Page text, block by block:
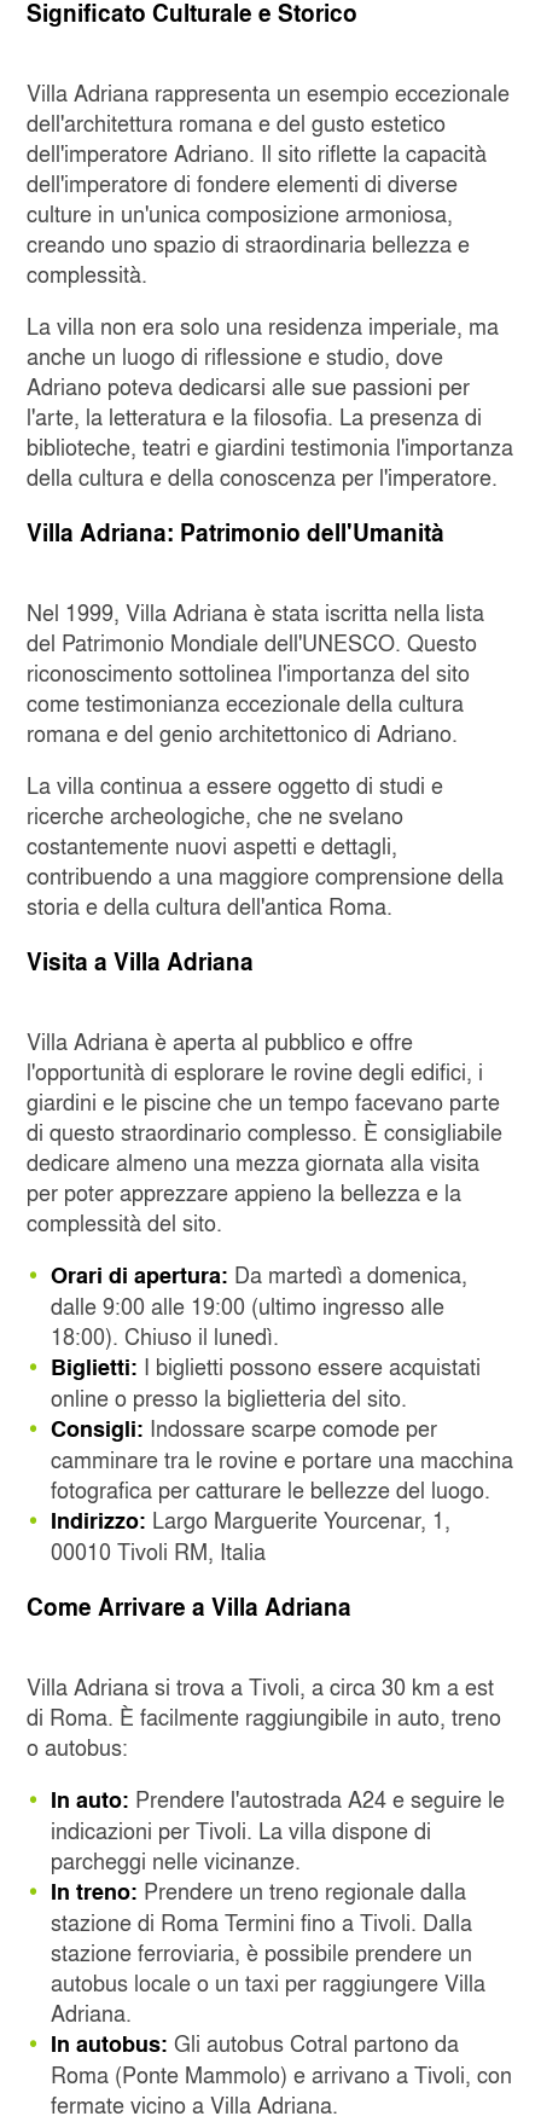
Significato Culturale e Storico
Villa Adriana rappresenta un esempio eccezionale
dell'architettura romana e del gusto estetico
dell'imperatore Adriano. Il sito riflette la capacità
dell'imperatore di fondere elementi di diverse
culture in un'unica composizione armoniosa,
creando uno spazio di straordinaria bellezza e
complessità.
La villa non era solo una residenza imperiale, ma
anche un luogo di riflessione e studio, dove
Adriano poteva dedicarsi alle sue passioni per
l'arte, la letteratura e la filosofia. La presenza di
biblioteche, teatri e giardini testimonia l'importanza
della cultura e della conoscenza per l'imperatore.
Villa Adriana: Patrimonio dell'Umanità
Nel 1999, Villa Adriana è stata iscritta nella lista
del Patrimonio Mondiale dell'UNESCO. Questo
riconoscimento sottolinea l'importanza del sito
come testimonianza eccezionale della cultura
romana e del genio architettonico di Adriano.
La villa continua a essere oggetto di studi e
ricerche archeologiche, che ne svelano
costantemente nuovi aspetti e dettagli,
contribuendo a una maggiore comprensione della
storia e della cultura dell'antica Roma.
Visita a Villa Adriana
Villa Adriana è aperta al pubblico e offre
l'opportunità di esplorare le rovine degli edifici, i
giardini e le piscine che un tempo facevano parte
di questo straordinario complesso. È consigliabile
dedicare almeno una mezza giornata alla visita
per poter apprezzare appieno la bellezza e la
complessità del sito.
Orari di apertura: Da martedì a domenica,
dalle 9:00 alle 19:00 (ultimo ingresso alle
18:00). Chiuso il lunedì.
Biglietti: I biglietti possono essere acquistati
online o presso la biglietteria del sito.
Consigli: Indossare scarpe comode per
camminare tra le rovine e portare una macchina
fotografica per catturare le bellezze del luogo.
Indirizzo: Largo Marguerite Yourcenar, 1,
00010 Tivoli RM, Italia
Come Arrivare a Villa Adriana
Villa Adriana si trova a Tivoli, a circa 30 km a est
di Roma. È facilmente raggiungibile in auto, treno
o autobus:
In auto: Prendere l'autostrada A24 e seguire le
indicazioni per Tivoli. La villa dispone di
parcheggi nelle vicinanze.
In treno: Prendere un treno regionale dalla
stazione di Roma Termini fino a Tivoli. Dalla
stazione ferroviaria, è possibile prendere un
autobus locale o un taxi per raggiungere Villa
Adriana.
In autobus: Gli autobus Cotral partono da
Roma (Ponte Mammolo) e arrivano a Tivoli, con
fermate vicino a Villa Adriana.